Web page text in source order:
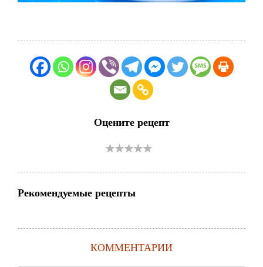
Оцените рецепт
Рекомендуемые рецепты
КОММЕНТАРИИ